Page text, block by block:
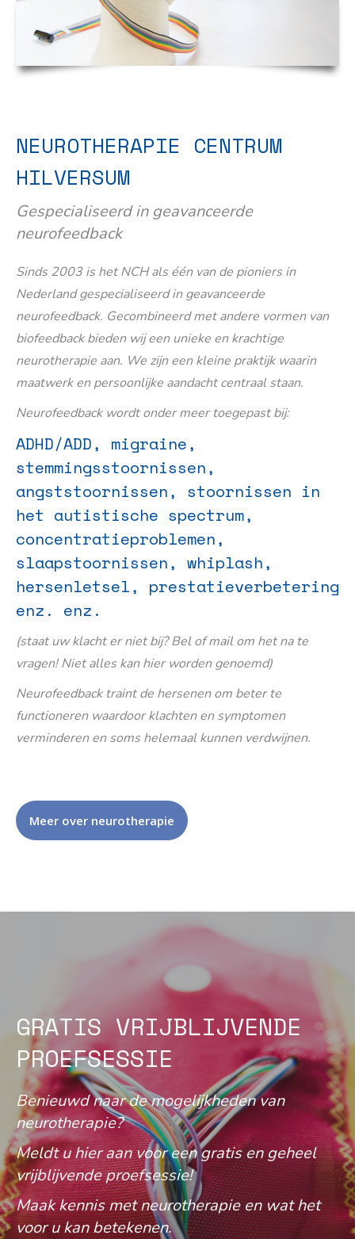
NEUROTHERAPIE CENTRUM
HILVERSUM
Gespecialiseerd in geavanceerde
neurofeedback
Sinds 2003 is het NCH als één van de pioniers in
Nederland gespecialiseerd in geavanceerde
neurofeedback. Gecombineerd met andere vormen van
biofeedback bieden wij een unieke en krachtige
neurotherapie aan. We zijn een kleine praktijk waarin
maatwerk en persoonlijke aandacht centraal staan.
Neurofeedback wordt onder meer toegepast bij:
ADHD/ADD, migraine,
stemmingsstoornissen,
angststoornissen, stoornissen in
het autistische spectrum,
concentratieproblemen,
slaapstoornissen, whiplash,
hersenletsel, prestatieverbetering
enz. enz.
(staat uw klacht er niet bij? Bel of mail om het na te
vragen! Niet alles kan hier worden genoemd)
Neurofeedback traint de hersenen om beter te
functioneren waardoor klachten en symptomen
verminderen en soms helemaal kunnen verdwijnen.
Meer over neurotherapie
GRATIS VRIJBLIJVENDE
PROEFSESSIE
Benieuwd naar de mogelijkheden van
neurotherapie?
Meldt u hier aan voor een gratis en geheel
vrijblijvende proefsessie!
Maak kennis met neurotherapie en wat het
voor u kan betekenen.